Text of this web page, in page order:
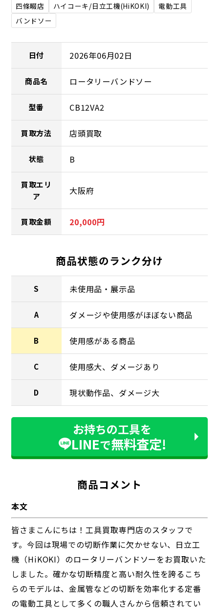
四條畷店 ハイコーキ/日立工機(HiKOKI)
電動工具
バンドソー
日付 2026年06月02日
商品名 ロータリーバンドソー
型番 CB12VA2
買取方法 店頭買取
状態 B
買取エリ
ア
大阪府
買取金額 20,000円
商品状態のランク分け
S 未使用品・展示品
A ダメージや使用感がほぼない商品
B 使用感がある商品
C 使用感大、ダメージあり
D 現状動作品、ダメージ大
お持ちの工具を
LINEで無料査定!
商品コメント
本文
皆さまこんにちは！工具買取専門店のスタッフで
す。今回は現場での切断作業に欠かせない、日立工
機（HiKOKI）のロータリーバンドソーをお買取いた
しました。確かな切断精度と高い耐久性を誇るこち
らのモデルは、金属管などの切断を効率化する定番
の電動工具として多くの職人さんから信頼されてい